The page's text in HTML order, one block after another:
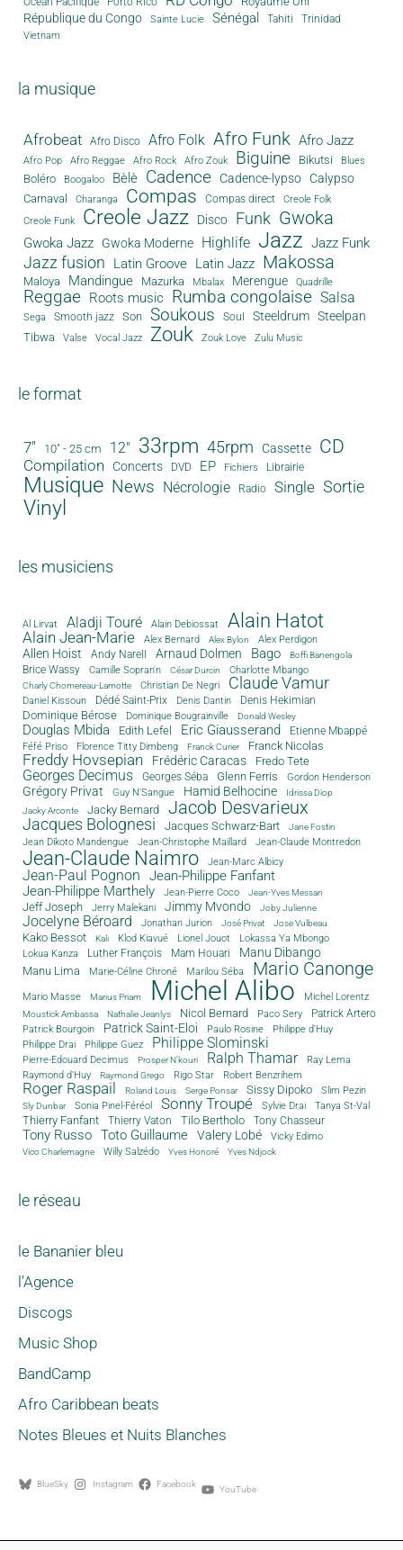
République du Congo Sainte Lucie Sénégal Tahiti Trinidad
Vietnam
la musique
Afrobeat Afro Disco Afro Folk Afro Funk Afro Jazz
Afro Pop Afro Reggae Afro Rock Afro Zouk Biguine Bikutsi Blues
Boléro Boogaloo Bèlè Cadence Cadence-lypso Calypso
Carnaval Charanga Compas Compas direct
Creole Folk
Creole Funk
Creole Jazz Disco Funk Gwoka
Gwoka Jazz Gwoka Moderne Highlife Jazz Jazz Funk
Jazz fusion Latin Groove Latin Jazz Makossa
Maloya Mandingue Mazurka Mbalax Merengue Quadrille
Reggae Roots music Rumba congolaise Salsa
Sega Smooth jazz Son Soukous Soul Steeldrum Steelpan
Tibwa Valse Vocal Jazz Zouk Zouk Love Zulu Music
le format
7" 10" - 25 cm 12" 33rpm 45rpm Cassette CD
Compilation Concerts DVD EP Fichiers Librairie
Musique News Nécrologie Radio Single Sortie
Vinyl
les musiciens
Al Lirvat Aladji Touré Alain Debiossat Alain Hatot
Alain Jean-Marie Alex Bernard Alex Bylon Alex Perdigon
Allen Hoist Andy Narell Arnaud Dolmen Bago Boffi Banengola
Brice Wassy Camille Sopran'n César Durcin Charlotte Mbango
Charly Chomereau-Lamotte Christian De Negri Claude Vamur
Daniel Kissoun Dédé Saint-Prix Denis Dantin Denis Hekimian
Dominique Bérose Dominique Bougrainville Donald Wesley
Douglas Mbida Edith Lefel Eric Giausserand Etienne Mbappé
Féfé Priso Florence Titty Dimbeng Franck Curier Franck Nicolas
Freddy Hovsepian Frédéric Caracas Fredo Tete
Georges Decimus Georges Séba Glenn Ferris Gordon Henderson
Grégory Privat Guy N'Sangue Hamid Belhocine
Idrissa Diop
Jacky Arconte
Jacky Bernard Jacob Desvarieux
Jacques Bolognesi Jacques Schwarz-Bart Jane Fostin
Jean Dikoto Mandengue Jean-Christophe Maillard Jean-Claude Montredon
Jean-Claude Naimro Jean-Marc Albicy
Jean-Paul Pognon
Jean-Philippe Fanfant
Jean-Philippe Marthely
Jean-Pierre Coco Jean-Yves Messan
Jeff Joseph Jerry Malekani Jimmy Mvondo Joby Julienne
Jocelyne Béroard Jonathan Jurion José Privat Jose Vulbeau
Kako Bessot Kali Klod Kiavué Lionel Jouot
Lokassa Ya Mbongo
Lokua Kanza
Luther François Mam Houari Manu Dibango
Manu Lima Marie-Céline Chroné Marilou Séba Mario Canonge
Mario Masse Marius Priam Michel Alibo Michel Lorentz
Moustick Ambassa Nathalie Jeanlys Nicol Bernard Paco Sery
Patrick Artero
Patrick Bourgoin
Patrick Saint-Eloi Paulo Rosine
Philippe d'Huy
Philippe Drai
Philippe Guez Philippe Slominski
Pierre-Edouard Decimus Prosper N'kouri Ralph Thamar
Ray Lema
Raymond d'Huy
Raymond Grego Rigo Star Robert Benzrihem
Roger Raspail Roland Louis Serge Ponsar Sissy Dipoko Slim Pezin
Sly Dunbar Sonia Pinel-Féréol Sonny Troupé Sylvie Drai Tanya St-Val
Thierry Fanfant Thierry Vaton Tilo Bertholo Tony Chasseur
Tony Russo Toto Guillaume Valery Lobé Vicky Edimo
Vico Charlemagne Willy Salzédo Yves Honoré Yves Ndjock
le réseau
le Bananier bleu
l'Agence
Discogs
Music Shop
BandCamp
Afro Caribbean beats
Notes Bleues et Nuits Blanches
BlueSky Instagram Facebook YouTube